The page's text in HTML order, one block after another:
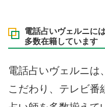
電話占いヴェルニに
多数在籍しています
電話占いヴェルニは
こだわり、テレビ番